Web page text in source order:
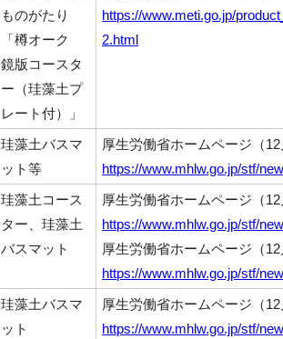
ものがたり
「樽オーク
鏡版コースタ
ー（珪藻土プ
レート付）」
https://www.meti.go.jp/
2.html
珪藻土バスマ
ット等
厚生労働省ホームページ（
https://www.mhlw.go.jp/stf/
珪藻土コース
ター、珪藻土
バスマット
厚生労働省ホームページ（
https://www.mhlw.go.jp/stf/
厚生労働省ホームページ（
https://www.mhlw.go.jp/stf/
珪藻土バスマ
ット
厚生労働省ホームページ（
https://www.mhlw.go.jp/stf/